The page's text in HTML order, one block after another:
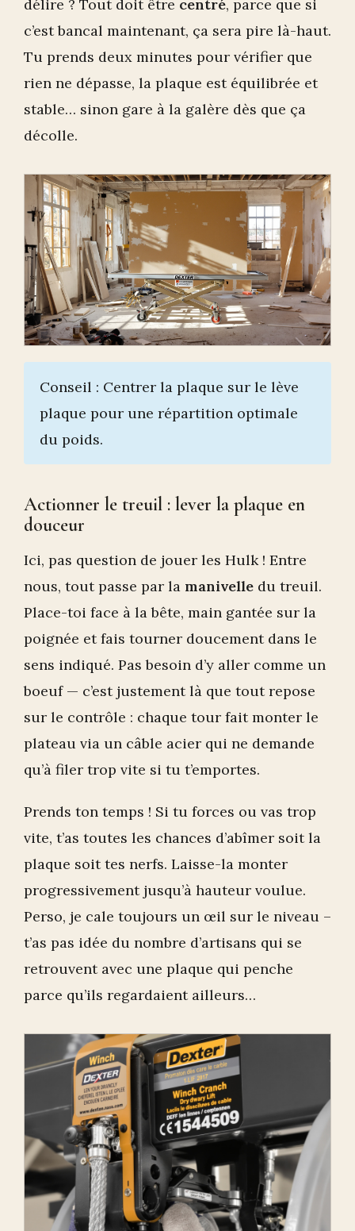
délire ? Tout doit être centré, parce que si
c’est bancal maintenant, ça sera pire là-haut.
Tu prends deux minutes pour vérifier que
rien ne dépasse, la plaque est équilibrée et
stable… sinon gare à la galère dès que ça
décolle.
Conseil : Centrer la plaque sur le lève
plaque pour une répartition optimale
du poids.
Actionner le treuil : lever la plaque en
douceur
Ici, pas question de jouer les Hulk ! Entre
nous, tout passe par la manivelle du treuil.
Place-toi face à la bête, main gantée sur la
poignée et fais tourner doucement dans le
sens indiqué. Pas besoin d’y aller comme un
boeuf — c’est justement là que tout repose
sur le contrôle : chaque tour fait monter le
plateau via un câble acier qui ne demande
qu’à filer trop vite si tu t’emportes.
Prends ton temps ! Si tu forces ou vas trop
vite, t’as toutes les chances d’abîmer soit la
plaque soit tes nerfs. Laisse-la monter
progressivement jusqu’à hauteur voulue.
Perso, je cale toujours un œil sur le niveau –
t’as pas idée du nombre d’artisans qui se
retrouvent avec une plaque qui penche
parce qu’ils regardaient ailleurs…